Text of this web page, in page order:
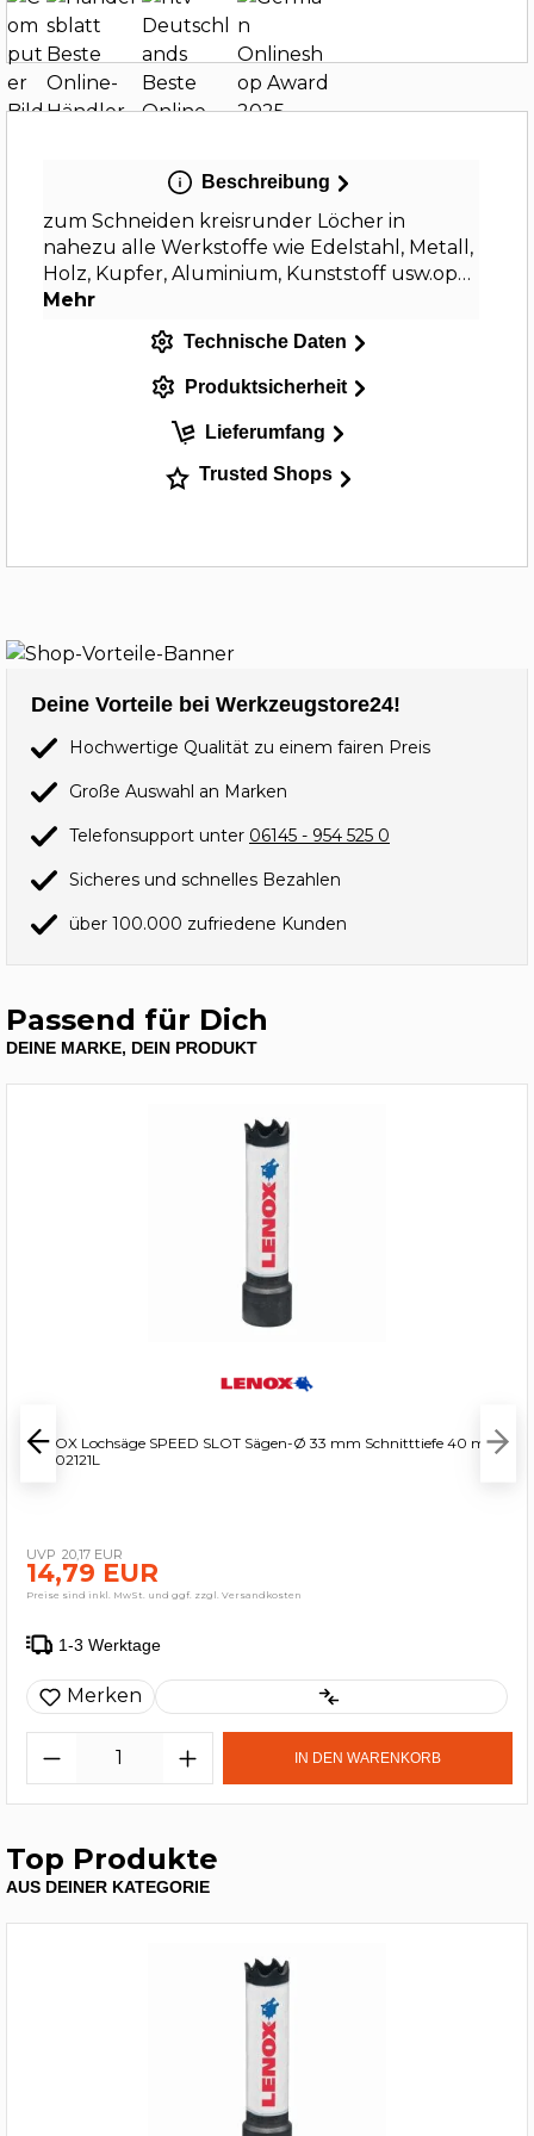
Beschreibung
zum Schneiden kreisrunder Löcher in
nahezu alle Werkstoffe wie Edelstahl, Metall,
Holz, Kupfer, Aluminium, Kunststoff usw.op…
Mehr
Technische Daten
Produktsicherheit
Lieferumfang
Trusted Shops
Deine Vorteile bei Werkzeugstore24!
Hochwertige Qualität zu einem fairen Preis
Große Auswahl an Marken
Telefonsupport unter 06145 - 954 525 0
Sicheres und schnelles Bezahlen
über 100.000 zufriedene Kunden
Passend für Dich
DEINE MARKE, DEIN PRODUKT
LENOX Lochsäge SPEED SLOT Sägen-Ø 33 mm Schnitttiefe 40 mm
- 3002121L
20,17 EUR
14,79 EUR
Preise sind inkl. MwSt. und ggf. zzgl. Versandkosten
1-3 Werktage
Merken
IN DEN WARENKORB
Top Produkte
AUS DEINER KATEGORIE